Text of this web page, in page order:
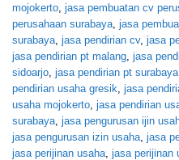
mojokerto jasa pembuatan cv
perusahaan surabaya jasa
surabaya jasa pendirian cv, jasa
jasa pendirian pt malang jasa
sidoarjo jasa pendirian pt surabaya
pendirian usaha gresik jasa
usaha mojokerto jasa pendirian
surabaya jasa pengurusan ijin
jasa pengurusan izin usaha jasa
jasa perijinan usaha jasa perijinan